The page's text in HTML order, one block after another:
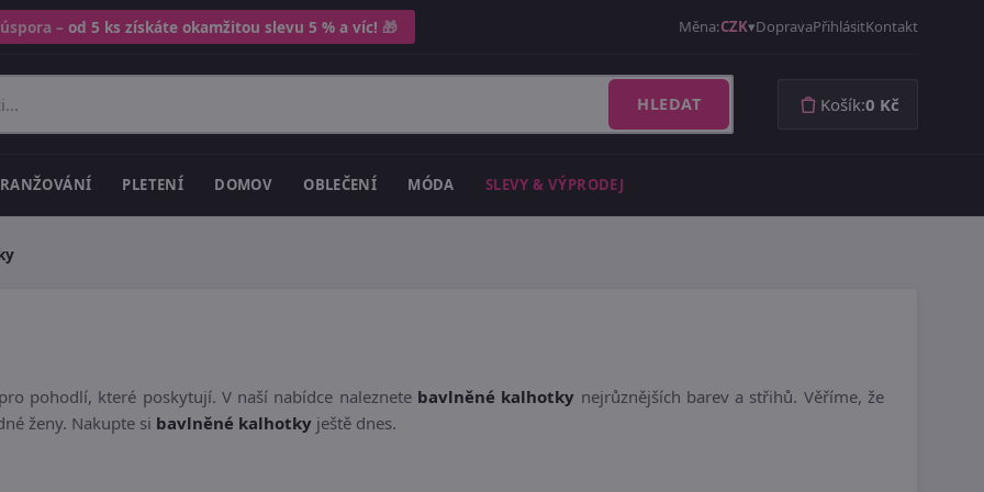
– od 5 ks získáte okamžitou slevu 5 % a víc! 🎁 Měna:CZK DopravaPřihlásitKontakt
HLEDAT Košík:0 Kč
PLETENÍ DOMOV OBLEČENÍ MÓDA SLEVY & VÝPRODEJ
pohodlí, které poskytují. V naší nabídce naleznete bavlněné kalhotky nejrůznějších barev a střihů. Věříme, že
ženy. Nakupte si bavlněné kalhotky ještě dnes.